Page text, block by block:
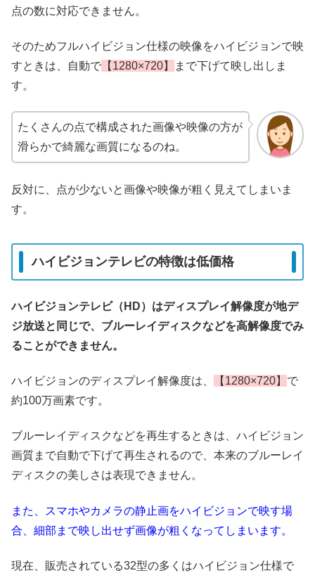
点の数に対応できません。
そのためフルハイビジョン仕様の映像をハイビジョンで映
すときは、自動で 【1280×720】
まで下げて映し出しま
す。
たくさんの点で構成された画像や映像の方が
滑らかで綺麗な画質になるのね。
反対に、点が少ないと画像や映像が粗く見えてしまいま
す。
ハイビジョンテレビの特徴は低価格
ハイビジョンテレビ（HD）はディスプレイ解像度が地デ
ジ放送と同じで、ブルーレイディスクなどを高解像度でみ
ることができません。
ハイビジョンのディスプレイ解像度は、 【1280×720】 で
約100万画素です。
ブルーレイディスクなどを再生するときは、ハイビジョン
画質まで自動で下げて再生されるので、本来のブルーレイ
ディスクの美しさは表現できません。
また、スマホやカメラの静止画をハイビジョンで映す場
合、細部まで映し出せず画像が粗くなってしまいます。
現在、販売されている32型の多くはハイビジョン仕様で